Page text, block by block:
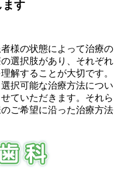
ます
様の状態によって治療の
選択肢があり、それぞれ
解することが大切です。
択可能な治療方法につい
ていただきます。それら
ご希望に沿った治療方法